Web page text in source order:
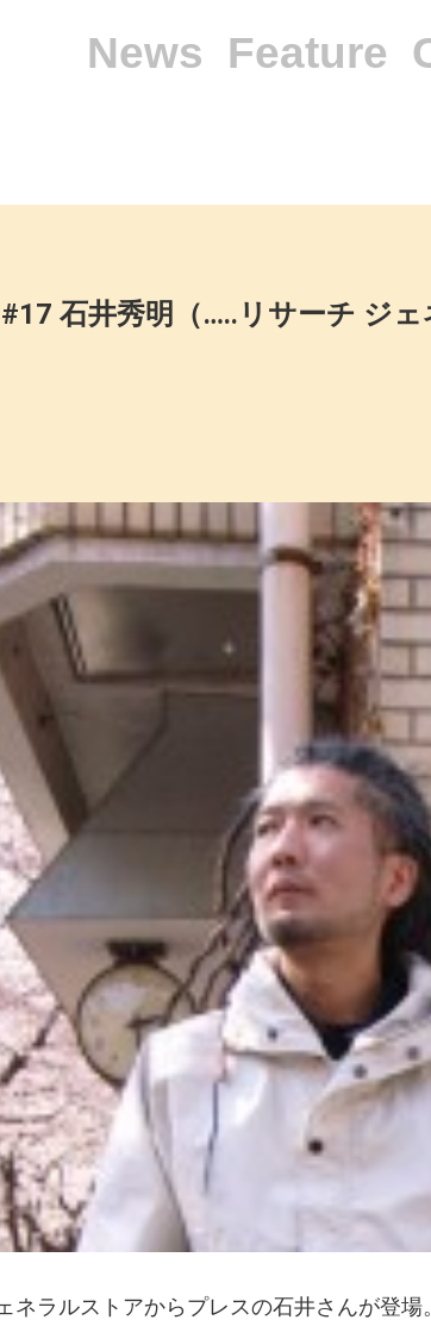
News Feature
石井秀明（…..リサーチ ジ
ネラルストアからプレスの石井さんが登